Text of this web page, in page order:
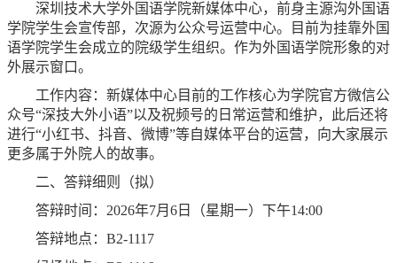
深圳技术大学外国语学院新媒体中心，前身主源沟外国语
学院学生会宣传部，次源为公众号运营中心。目前为挂靠外国
语学院学生会成立的院级学生组织。作为外国语学院形象的对
外展示窗口。
工作内容：新媒体中心目前的工作核心为学院官方微信公
众号“深技大外小语”以及祝频号的日常运营和维护，此后还将
进行“小红书、抖音、微博”等自媒体平台的运营，向大家展示
更多属于外院人的故事。
二、答辩细则（拟）
答辩时间：2026年7月6日（星期一）下午14:00
答辩地点：B2-1117